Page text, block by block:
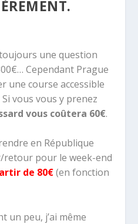
une question
Cependant Prague
une course accessible
vous vous y prenez
vous coûtera 60€.
en République
retour pour le week-end
de 80€(en fonction
un peu, j’ai même